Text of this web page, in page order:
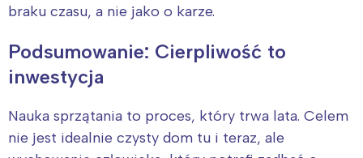
braku czasu, a nie jako o karze.
Podsumowanie: Cierpliwość to
inwestycja
Nauka sprzątania to proces, który trwa lata. Celem
nie jest idealnie czysty dom tu i teraz, ale